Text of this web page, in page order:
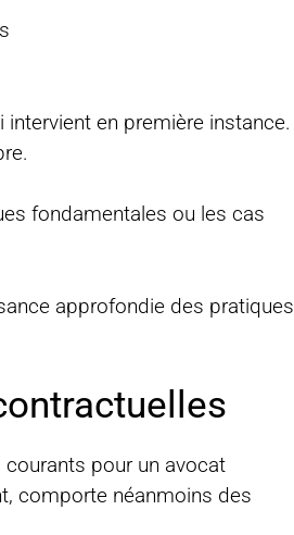
intervient en première instance.
fondamentales ou les cas
approfondie des pratiques
courants pour un avocat
comporte néanmoins des